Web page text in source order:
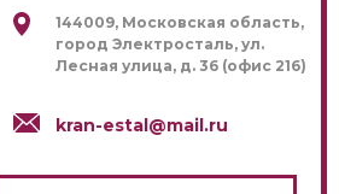
144009, Московская область,
город Электросталь, ул.
Лесная улица, д. 36 (офис 216)
kran-estal@mail.ru